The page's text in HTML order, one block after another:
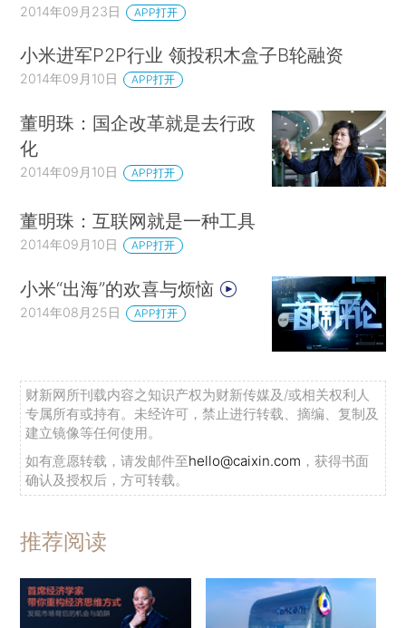
2014年09月23日 APP打开
小米进军P2P行业 领投积木盒子B轮融资
2014年09月10日 APP打开
董明珠：国企改革就是去行政
化
2014年09月10日 APP打开
董明珠：互联网就是一种工具
2014年09月10日 APP打开
小米“出海”的欢喜与烦恼
2014年08月25日 APP打开
财新网所刊载内容之知识产权为财新传媒及/或相关权利人
专属所有或持有。未经许可，禁止进行转载、摘编、复制及
建立镜像等任何使用。
如有意愿转载，请发邮件至hello@caixin.com ，获得书面
确认及授权后，方可转载。
推荐阅读